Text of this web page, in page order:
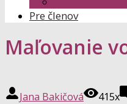
Pre členov
Maľovanie
Jana Bakičová 415x